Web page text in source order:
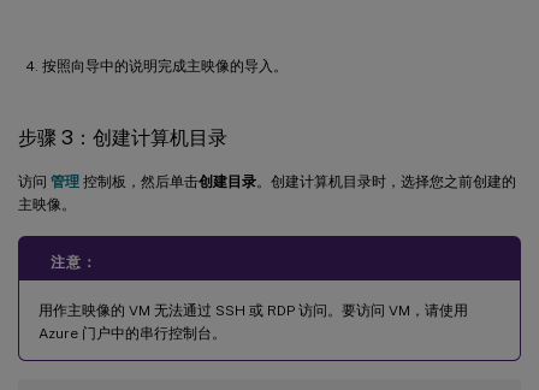
按照向导中的说明完成主映像的导入。
步骤 3：创建计算机目录
访问 管理 控制板，然后单击创建目录。创建计算机目录时，选择您之前创建的
主映像。
注意：
用作主映像的 VM 无法通过 SSH 或 RDP 访问。要访问 VM，请使用
Azure 门户中的串行控制台。